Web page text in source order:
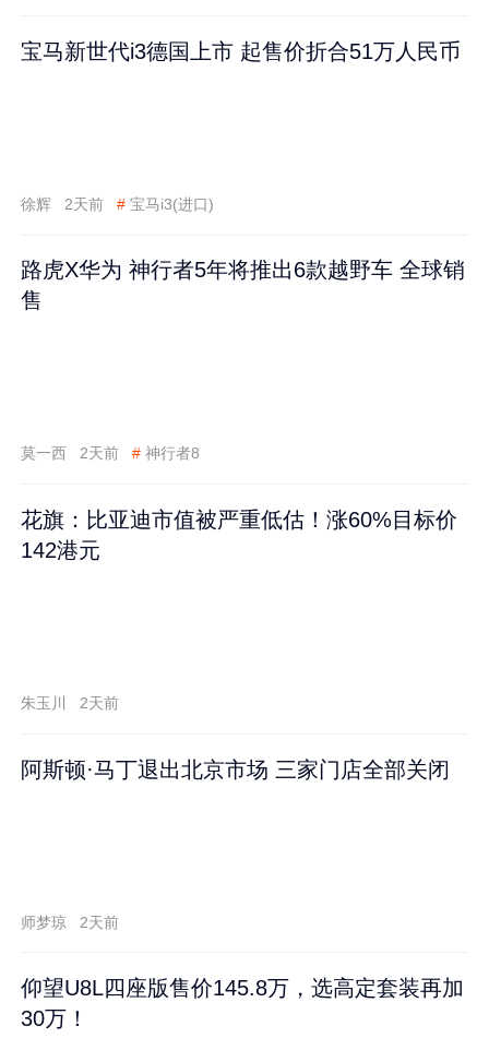
宝马新世代i3德国上市 起售价折合51万人民币
徐辉 2天前 # 宝马i3(进口)
路虎X华为 神行者5年将推出6款越野车 全球销
售
莫一西 2天前 # 神行者8
花旗：比亚迪市值被严重低估！涨60%目标价
142港元
朱玉川 2天前
阿斯顿·马丁退出北京市场 三家门店全部关闭
师梦琼 2天前
仰望U8L四座版售价145.8万，选高定套装再加
30万！